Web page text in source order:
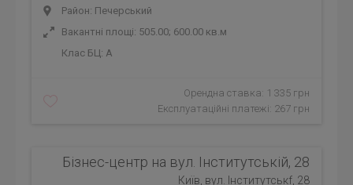
Район: Печерський
Вакантні площі: 505.00; 600.00 кв.м
Клас БЦ: A
Орендна ставка: 1 335 грн
Експлуатаційні платежі: 267 грн
Бізнес-центр на вул. Інститутській, 28
Київ, вул. Інститутськf, 28